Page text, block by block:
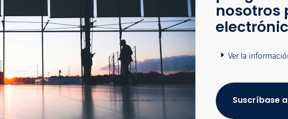
nosotros
Ver la
Suscríbase